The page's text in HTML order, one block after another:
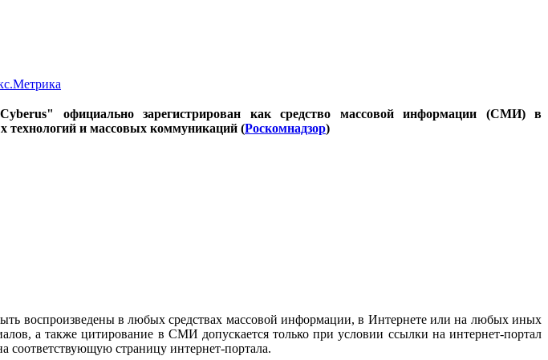
Cyberus" официально зарегистрирован как средство массовой информации (СМИ) в
технологий и массовых коммуникаций (Роскомнадзор)
воспроизведены в любых средствах массовой информации, в Интернете или на любых иных
а также цитирование в СМИ допускается только при условии ссылки на интернет-портал
страницу интернет-портала.